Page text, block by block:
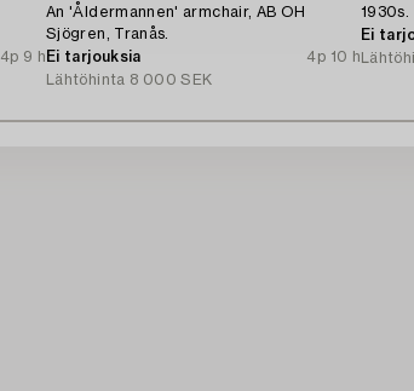
4p 9 h
An 'Åldermannen' armchair, AB OH
Sjögren, Tranås.
Ei tarjouksia
4p 10 h
Lähtöhinta 8 000 SEK
1930s.
Ei